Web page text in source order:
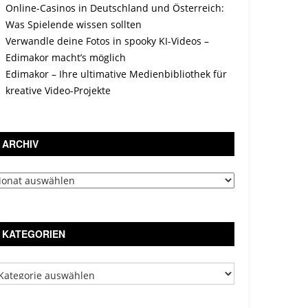
Online-Casinos in Deutschland und Österreich:
Was Spielende wissen sollten
Verwandle deine Fotos in spooky KI-Videos –
Edimakor macht’s möglich
Edimakor – Ihre ultimative Medienbibliothek für
kreative Video-Projekte
ARCHIV
KATEGORIEN